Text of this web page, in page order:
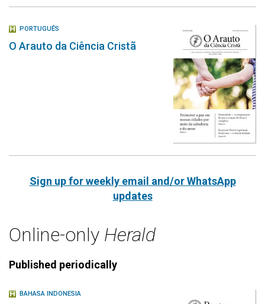
PORTUGUÊS
O Arauto da Ciência Cristã
Sign up for weekly email and/or WhatsApp
updates
Online-only Herald
Published periodically
BAHASA INDONESIA